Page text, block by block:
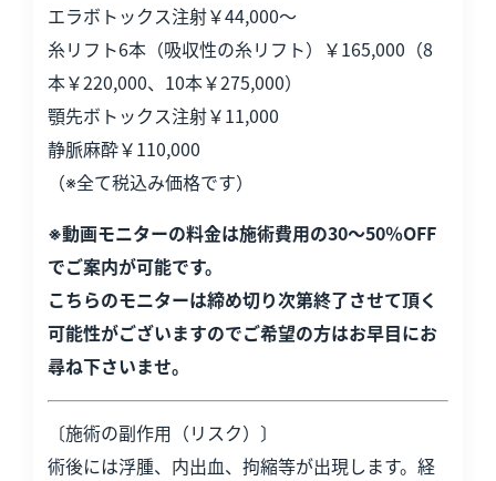
エラボトックス注射￥44,000～
糸リフト6本（吸収性の糸リフト）￥165,000（8
本￥220,000、10本￥275,000）
顎先ボトックス注射￥11,000
静脈麻酔￥110,000
（※全て税込み価格です）
※動画モニターの料金は施術費用の30～50％OFF
でご案内が可能です。
こちらのモニターは締め切り次第終了させて頂く
可能性がございますのでご希望の方はお早目にお
尋ね下さいませ。
〔施術の副作用（リスク）〕
術後には浮腫、内出血、拘縮等が出現します。経